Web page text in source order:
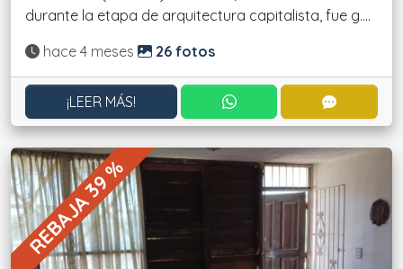
durante la etapa de arquitectura capitalista, fue g....
Actualizado:
hace 4 meses 26 fotos
¡LEER MÁS! CONTACTAR POR
REBAJA 39 %